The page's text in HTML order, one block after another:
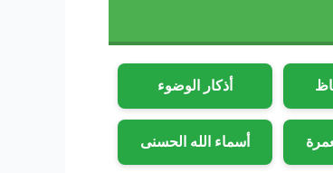
أذكار الوضوء
أسماء الله الحسنى